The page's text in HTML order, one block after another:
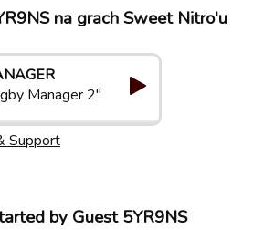
na grach Sweet Nitro'u
Manager 2"
Support
by Guest 5YR9NS